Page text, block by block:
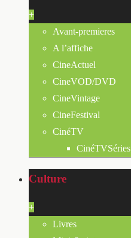
+
Avant-premieres
A l’affiche
CineActuel
CineVOD/DVD
CineVintage
CineFestival
CinéTV
CinéTVSéries
Culture
+
Livres